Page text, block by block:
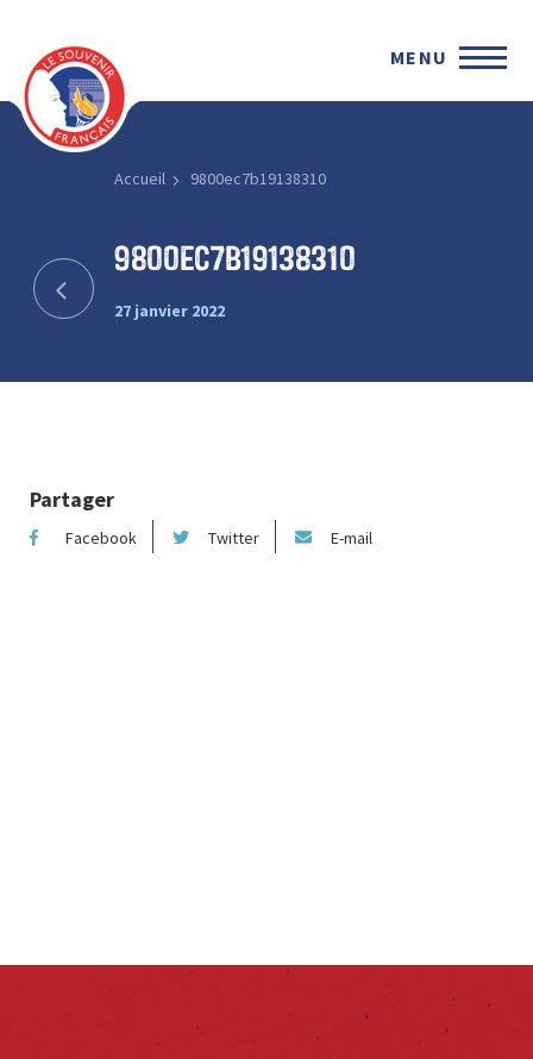
MENU
Accueil 9800ec7b19138310
9800ec7b19138310
27 janvier 2022
Partager
Facebook Twitter E-mail